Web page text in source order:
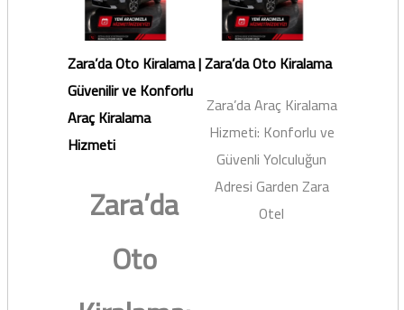
Zara’da Oto Kiralama |
Güvenilir ve Konforlu
Araç Kiralama
Hizmeti
Zara’da
Oto
Zara’da Oto Kiralama
Zara’da Araç Kiralama
Hizmeti: Konforlu ve
Güvenli Yolculuğun
Adresi Garden Zara
Otel